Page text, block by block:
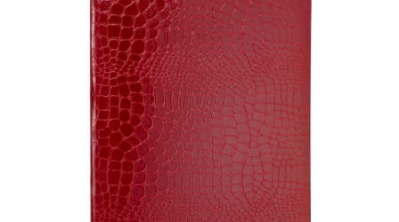
賞状・証書の保管に最適なファイル
メーカー希望小売価格：
+ 税
卒業証書、感謝状、辞令、認定書、メニュー、等様々な用途に。
フリー透明三角コーナーシール8枚付属